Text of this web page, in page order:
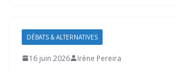
DÉBATS & ALTERNATIVES
16 juin 2026 Irène Pereira